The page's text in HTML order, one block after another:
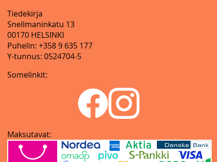
Tiedekirja
Snellmaninkatu 13
00170 HELSINKI
Puhelin: +358 9 635 177
Y-tunnus: 0524704-5
Somelinkit:
Maksutavat: